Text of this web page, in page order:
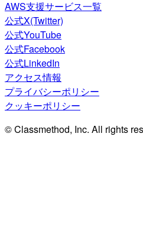
AWS支援サービス一覧
公式X(Twitter)
公式YouTube
公式Facebook
公式LinkedIn
アクセス情報
プライバシーポリシー
クッキーポリシー
© Classmethod, Inc. All rights